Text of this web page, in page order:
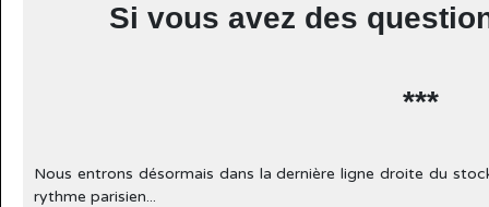
Si vous avez des
***
Nous entrons désormais dans la dernière ligne droite du
rythme parisien...